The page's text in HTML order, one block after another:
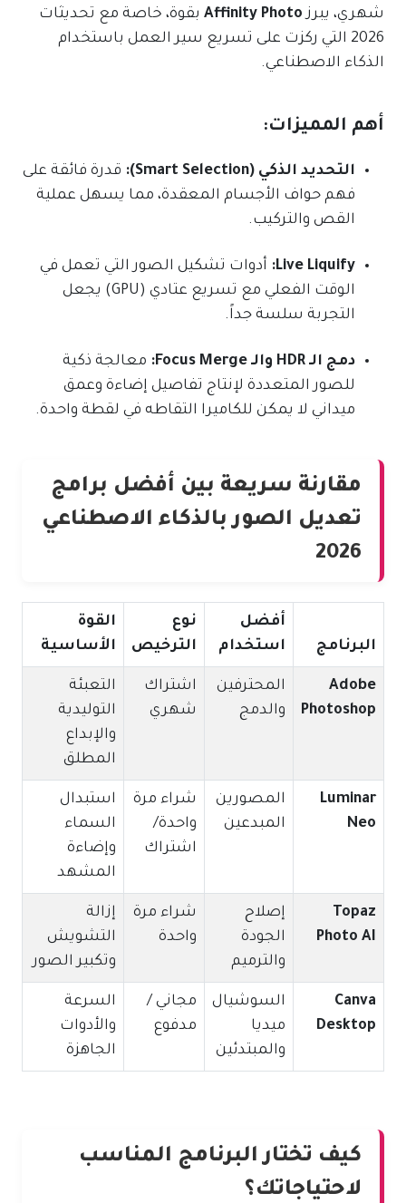
شهري، يبرزAffinity Photo بقوة، خاصة مع تحديثات
2026 التي ركزت على تسريع سير العمل باستخدام
الذكاء الاصطناعي.
أهم المميزات:
التحديد الذكي (Smart Selection):
قدرة فائقة على
فهم حواف الأجسام المعقدة، مما يسهل عملية
القص والتركيب.
Live Liquify:
أدوات تشكيل الصور التي تعمل في
الوقت الفعلي مع تسريع عتادي (GPU) يجعل
التجربة سلسة جداً.
دمج الـ HDR والـ Focus Merge:
معالجة ذكية
للصور المتعددة لإنتاج تفاصيل إضاءة وعمق
ميداني لا يمكن للكاميرا التقاطه في لقطة واحدة.
مقارنة سريعة بين أفضل برامج
تعديل الصور بالذكاء الاصطناعي
2026
البرنامج
أفضل
استخدام
نوع
الترخيص
القوة
الأساسية
Adobe
Photoshop
المحترفين
والدمج
اشتراك
شهري
التعبئة
التوليدية
والإبداع
المطلق
Luminar
Neo
المصورين
المبدعين
شراء مرة
واحدة/
اشتراك
استبدال
السماء
وإضاءة
المشهد
Topaz
Photo AI
إصلاح
الجودة
والترميم
شراء مرة
واحدة
إزالة
التشويش
وتكبير الصور
Canva
Desktop
السوشيال
ميديا
والمبتدئين
مجاني /
مدفوع
السرعة
والأدوات
الجاهزة
كيف تختار البرنامج المناسب
لاحتياجاتك؟